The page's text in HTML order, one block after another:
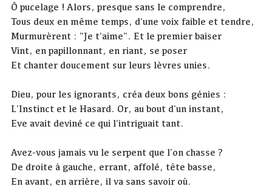
Ô pucelage ! Alors, presque sans le comprendre,
Tous deux en même temps, d'une voix faible et tendre,
Murmurèrent : "Je t'aime". Et le premier baiser
Vint, en papillonnant, en riant, se poser
Et chanter doucement sur leurs lèvres unies.
Dieu, pour les ignorants, créa deux bons génies :
L'Instinct et le Hasard. Or, au bout d'un instant,
Eve avait deviné ce qui l'intriguait tant.
Avez-vous jamais vu le serpent que l'on chasse ?
De droite à gauche, errant, affolé, tête basse,
En avant, en arrière, il va sans savoir où.